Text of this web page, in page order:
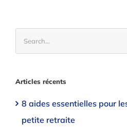
for:
Articles récents
8 aides essentielles pour
petite retraite